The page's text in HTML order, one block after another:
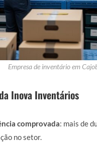
Empresa de inventário em
Inova Inventários
comprovada: mais de
no setor.